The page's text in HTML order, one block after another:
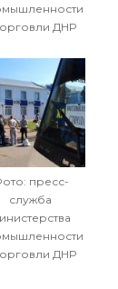
ДНР
пресс-
служба
ДНР